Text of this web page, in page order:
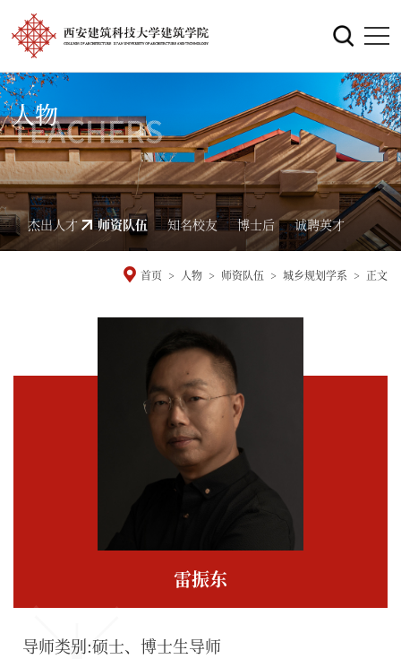
人物
杰出人才 师资队伍 知名校友 博士后 诚聘英才
首页 > 人物 > 师资队伍 > 城乡规划学系 > 正文
雷振东
导师类别:硕士、博士生导师